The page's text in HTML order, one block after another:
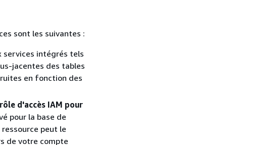
sont les suivantes :
services intégrés tels
jacentes des tables
en fonction des
d'accès IAM pour
pour la base de
peut le
de votre compte